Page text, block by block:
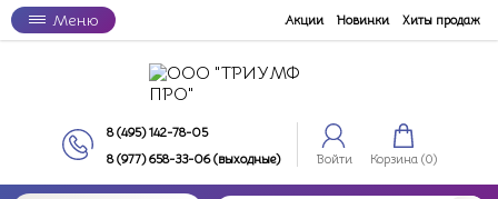
Меню Акции Новинки Хиты продаж
8 (495) 142-78-05
8 (977) 658-33-06 (выходные)
Войти Корзина (0)